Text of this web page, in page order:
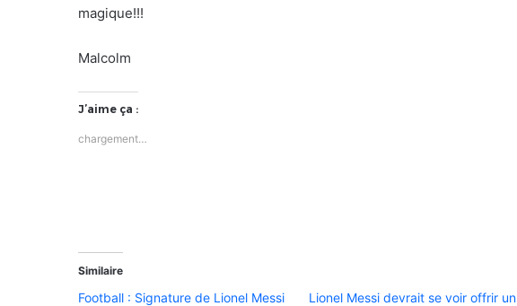
magique!!!
Malcolm
J’aime ça :
chargement…
Similaire
Football : Signature de Lionel Messi
Lionel Messi devrait se voir offrir un